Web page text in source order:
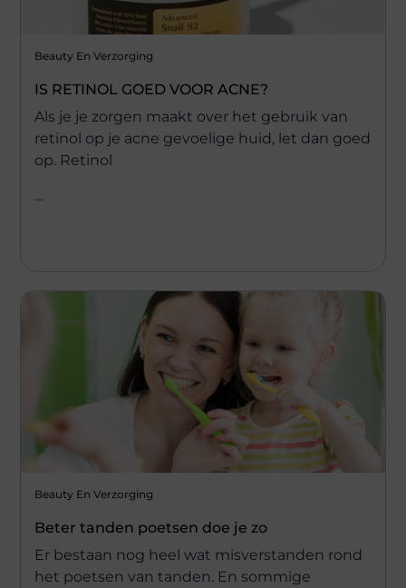
Beauty En Verzorging
IS RETINOL GOED VOOR ACNE?
Als je je zorgen maakt over het gebruik van
retinol op je acne gevoelige huid, let dan goed
op. Retinol
...
Beauty En Verzorging
Beter tanden poetsen doe je zo
Er bestaan nog heel wat misverstanden rond
het poetsen van tanden. En sommige